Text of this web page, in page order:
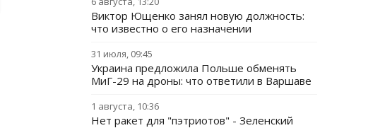
Виктор Ющенко занял новую должность:
что известно о его назначении
31 июля, 09:45
Украина предложила Польше обменять
МиГ-29 на дроны: что ответили в Варшаве
1 августа, 10:36
Нет ракет для "пэтриотов" - Зеленский